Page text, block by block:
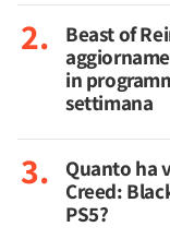
Beast of
in
settimana
Quanto ha
Creed:
PS5?